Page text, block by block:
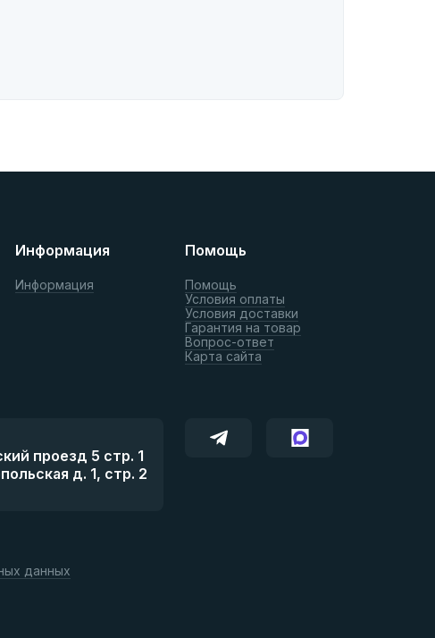
Информация
Информация
Помощь
Помощь
Условия оплаты
Условия доставки
Гарантия на товар
Вопрос-ответ
Карта сайта
проезд 5 стр. 1
д. 1, стр. 2
данных